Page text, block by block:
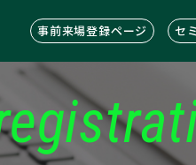
事前来場登録ページ セ